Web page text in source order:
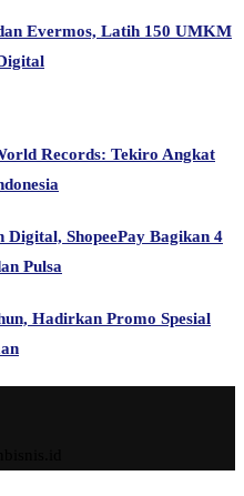
Evermos, Latih 150 UMKM
Records: Tekiro Angkat
ShopeePay Bagikan 4
Pulsa
Hadirkan Promo Spesial